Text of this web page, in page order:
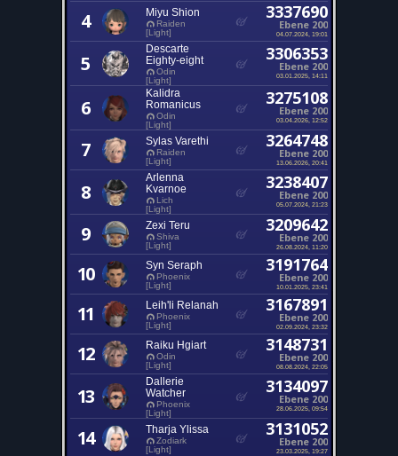
4 Miyu Shion
Raiden
[Light]
3337690
Ebene 200
04.07.2024, 19:01
5
Descarte
Eighty-eight
Odin
[Light]
3306353
Ebene 200
03.01.2025, 14:11
6
Kalidra
Romanicus
Odin
[Light]
3275108
Ebene 200
03.04.2026, 12:52
7 Sylas Varethi
Raiden
[Light]
3264748
Ebene 200
13.06.2026, 20:41
8
Arlenna
Kvarnoe
Lich
[Light]
3238407
Ebene 200
05.07.2024, 21:23
9 Zexi Teru
Shiva
[Light]
3209642
Ebene 200
26.08.2024, 11:20
10 Syn Seraph
Phoenix
[Light]
3191764
Ebene 200
10.01.2025, 23:41
11 Leih'li Relanah
Phoenix
[Light]
3167891
Ebene 200
02.09.2024, 23:32
12 Raiku Hgiart
Odin
[Light]
3148731
Ebene 200
08.08.2024, 22:05
13
Dallerie
Watcher
Phoenix
[Light]
3134097
Ebene 200
28.06.2025, 09:54
14 Tharja Ylissa
Zodiark
[Light]
3131052
Ebene 200
23.03.2025, 19:27